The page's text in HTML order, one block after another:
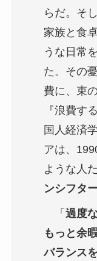
らだ。そ
家族と食
うな日常
た。その
費に、束
『浪費す
国人経済
アは、
ような人
ンシフター
「 過度
もっと余
バランス